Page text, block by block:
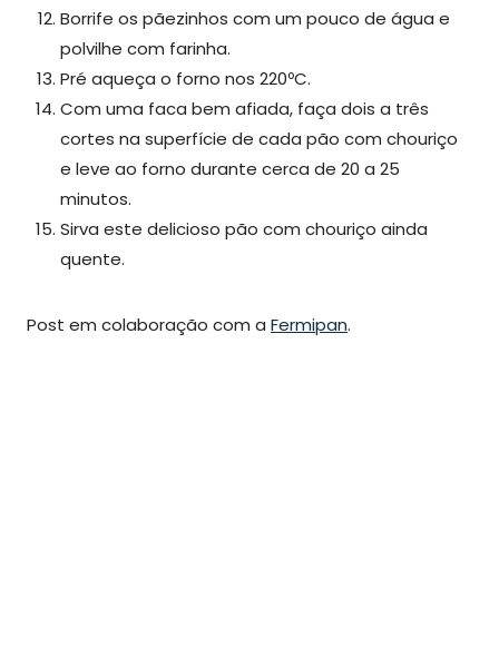
Borrife os pãezinhos com um pouco de água e
polvilhe com farinha.
Pré aqueça o forno nos 220ºC.
Com uma faca bem afiada, faça dois a três
cortes na superfície de cada pão com chouriço
e leve ao forno durante cerca de 20 a 25
minutos.
Sirva este delicioso pão com chouriço ainda
quente.
Post em colaboração com a Fermipan.